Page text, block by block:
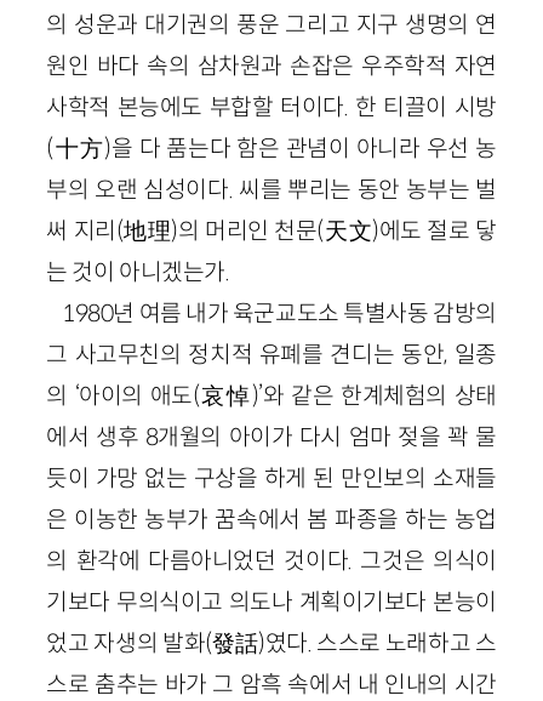
의 성운과 대기권의 풍운 그리고 지구 생명의 연
원인 바다 속의 삼차원과 손잡은 우주학적 자연
사학적 본능에도 부합할 터이다. 한 티끌이 시방
(十方)을 다 품는다 함은 관념이 아니라 우선 농
부의 오랜 심성이다. 씨를 뿌리는 동안 농부는 벌
써 지리(地理)의 머리인 천문(天文)에도 절로 닿
는 것이 아니겠는가.
1980년 여름 내가 육군교도소 특별사동 감방의
그 사고무친의 정치적 유폐를 견디는 동안, 일종
의 ‘아이의 애도(哀悼)’와 같은 한계체험의 상태
에서 생후 8개월의 아이가 다시 엄마 젖을 꽉 물
듯이 가망 없는 구상을 하게 된 만인보의 소재들
은 이농한 농부가 꿈속에서 봄 파종을 하는 농업
의 환각에 다름아니었던 것이다. 그것은 의식이
기보다 무의식이고 의도나 계획이기보다 본능이
었고 자생의 발화(發話)였다. 스스로 노래하고 스
스로 춤추는 바가 그 암흑 속에서 내 인내의 시간